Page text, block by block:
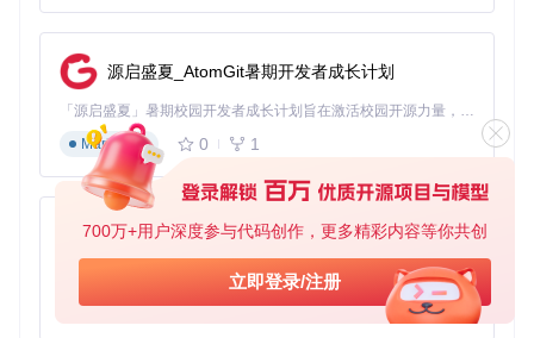
700万+用户深度参与代码创作，更多精彩内容等你共创
立即登录/注册
(50-100)
度低
等
益有限
中efConstruction
(100-200)
度中等
衡
高efConstruction
(200-400)
性价比低
内存中/
内存极高/
实施步骤：动态参数调优模型
基于数据集规模的M值计算公式
M = \min(64, \max(16, \log_2(N) \times \sqrt
其中N为向量数量，d为向量维度。该公式在原文基础上增
源启盛夏_AtomGit暑期开发者成长计划
「源启盛夏」暑期校园开发者成长计划旨在激活校园开源力量，通过积分激励、认证扶持、资源倾斜等形式，引导高校组织和开发者完成「入驻 — 建项目 — 做贡献 — 获认证 — 得资源」的完整闭环。无论你是想带领社团入驻平台的组织者，还是希望用代码贡献证明自己的开发者，都能在这里找到属于你的成长路径。
Markdown
0 1
py-xiaozhi
基于Python的Xiaozhi AI，适用于想要完整Xiaozhi体验而无需拥有专用硬件的用户。
Python
0 1